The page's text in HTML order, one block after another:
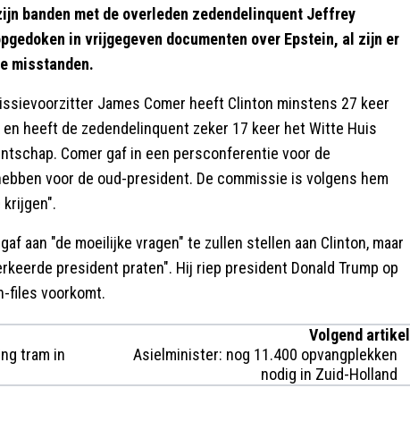
banden met de overleden zedendelinquent Jeffrey
in vrijgegeven documenten over Epstein, al zijn er
misstanden.
James Comer heeft Clinton minstens 27 keer
heeft de zedendelinquent zeker 17 keer het Witte Huis
Comer gaf in een persconferentie voor de
voor de oud-president. De commissie is volgens hem
aan "de moeilijke vragen" te zullen stellen aan Clinton, maar
president praten". Hij riep president Donald Trump op
files voorkomt.
tram in
Volgend artikel
Asielminister: nog 11.400 opvangplekken
nodig in Zuid-Holland